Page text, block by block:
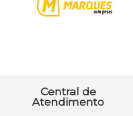
Central de
Atendimento